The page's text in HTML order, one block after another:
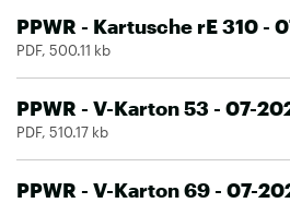
PPWR - Kartusche rE 310 -
PDF, 500.11 kb
PPWR - V-Karton 53 - 07-
PDF, 510.17 kb
PPWR - V-Karton 69 - 07-